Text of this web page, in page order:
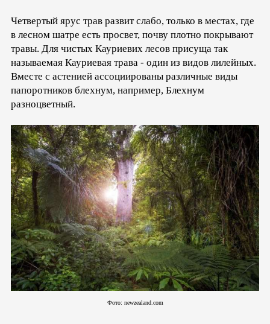
Четвертый ярус трав развит слабо, только в местах, где
в лесном шатре есть просвет, почву плотно покрывают
травы. Для чистых Кауриевих лесов присуща так
называемая Кауриевая трава - один из видов лилейных.
Вместе с астенией ассоциированы различные виды
папоротников блехнум, например, Блехнум
разноцветный.
Фото: newzealand.com